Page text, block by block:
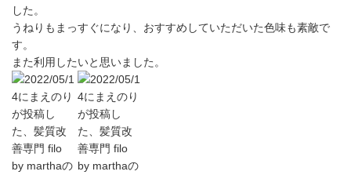
した。
うねりもまっすぐになり、おすすめしていただいた色味も素敵で
す。
また利用したいと思いました。